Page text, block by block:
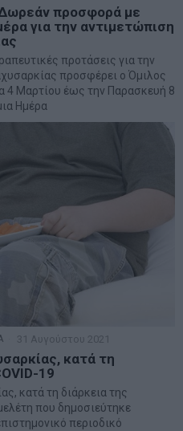
προσφορά με
για την αντιμετώπιση
προτάσεις για την
προσφέρει ο Όμιλος
4 Μαρτίου έως την Παρασκευή 8
Ημέρα
31 Αυγούστου 2021
κατά τη
19
κατά τη διάρκεια της
που δημοσιεύτηκε
περιοδικό